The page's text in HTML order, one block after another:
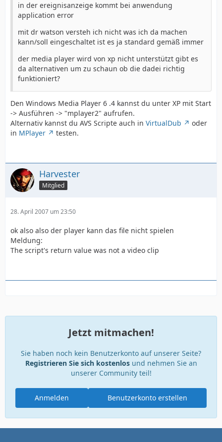
in der ereignisanzeige kommt bei anwendung
application error
mit dr watson versteh ich nicht was ich da machen
kann/soll eingeschaltet ist es ja standard gemäß immer
der media player wird von xp nicht unterstützt gibt es
da alternativen um zu schaun ob die dadei richtig
funktioniert?
Den Windows Media Player 6 .4 kannst du unter XP mit Start
-> Ausführen -> "mplayer2" aufrufen.
Alternativ kannst du AVS Scripte auch in VirtualDub
oder
in MPlayer testen.
Harvester
Mitglied
28. April 2007 um 23:50
ok also also der player kann das file nicht spielen
Meldung:
The script's return value was not a video clip
Jetzt mitmachen!
Sie haben noch kein Benutzerkonto auf unserer Seite?
Registrieren Sie sich kostenlosund nehmen Sie an
unserer Community teil!
Benutzerkonto erstellen
Anmelden